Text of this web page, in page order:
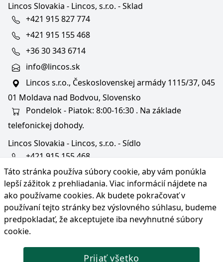
Táto stránka používa súbory cookie, aby vám ponúkla
lepší zážitok z prehliadania. Viac informácií nájdete na
ako používame cookies. Ak budete pokračovať v
používaní tejto stránky bez výslovného súhlasu, budeme
predpokladať, že akceptujete iba nevyhnutné súbory
cookie.
Prijať všetko
Lincos Slovakia - Lincos, s.r.o. - Sklad
+421 915 827 774
+421 915 155 468
+36 30 343 6714
info@lincos.sk
Lincos s.r.o., Československej armády 1115/37, 045
01 Moldava nad Bodvou, Slovensko
Pondelok - Piatok: 8:00-16:30 . Na základe
telefonickej dohody.
Lincos Slovakia - Lincos, s.r.o. - Sídlo
+421 915 155 468
+36/30 343 6714
bratislava@lincos.sk
Lincos s.r.o., Rustaveliho 4, 831 06 Bratislava - m. č.
Rača, Slovensko
Iba sídlo firmy